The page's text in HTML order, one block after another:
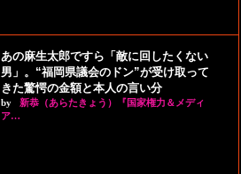
あの麻生太郎ですら「敵に回したくない
男」。“福岡県議会のドン”が受け取って
きた驚愕の金額と本人の言い分
by
新恭（あらたきょう）『国家権力＆メディ
ア…